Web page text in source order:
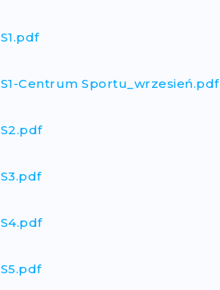
Centrum Sportu_wrzesień.pdf